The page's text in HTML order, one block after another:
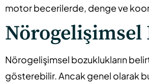
motor becerilerde, denge ve
Nörogelişimsel bozuklukların
gösterebilir. Ancak genel olarak